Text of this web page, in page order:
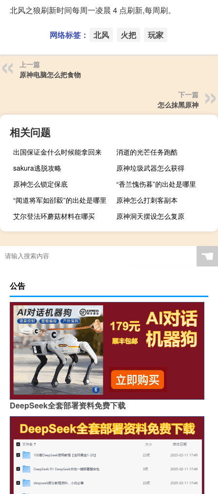
北风之狼刷新时间每周一凌晨 4 点刷新,每周刷。
网络标签： 北风 火把 玩家
上一篇
原神电脑怎么把食物
下一篇
怎么抹黑原神
相关问题
出国保证金什么时候能拿回来
消逝的光芒任务跑酷
sakura逃脱攻略
原神垃圾武器怎么获得
原神怎么锁定保底
“香兰愧伤暮”的出处是哪里
“闻道将军如郤縠”的出处是哪里
原神怎么打刺客副本
艾尔登法环蘑菇材料在哪买
原神洞天摆设怎么复原
☚
公告
DeepSeek全套部署资料免费下载